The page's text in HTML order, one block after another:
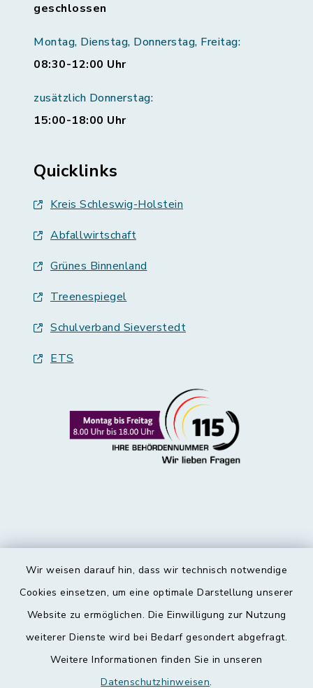
Wir weisen darauf hin, dass wir technisch notwendige
Cookies einsetzen, um eine optimale Darstellung unserer
Website zu ermöglichen. Die Einwilligung zur Nutzung
weiterer Dienste wird bei Bedarf gesondert abgefragt.
Weitere Informationen finden Sie in unseren
Datenschutzhinweisen.
geschlossen
Montag, Dienstag, Donnerstag, Freitag:
08:30-12:00 Uhr
zusätzlich Donnerstag:
15:00-18:00 Uhr
Quicklinks
Kreis Schleswig-Holstein
Abfallwirtschaft
Grünes Binnenland
Treenespiegel
Schulverband Sieverstedt
ETS
Kontakt
Datenschutz